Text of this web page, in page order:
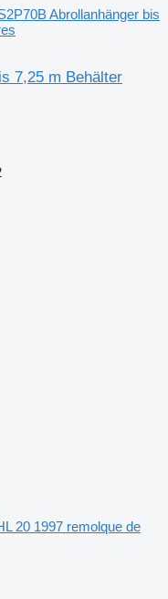
Abrollanhänger bis
7,25 m Behälter
20 1997 remolque de